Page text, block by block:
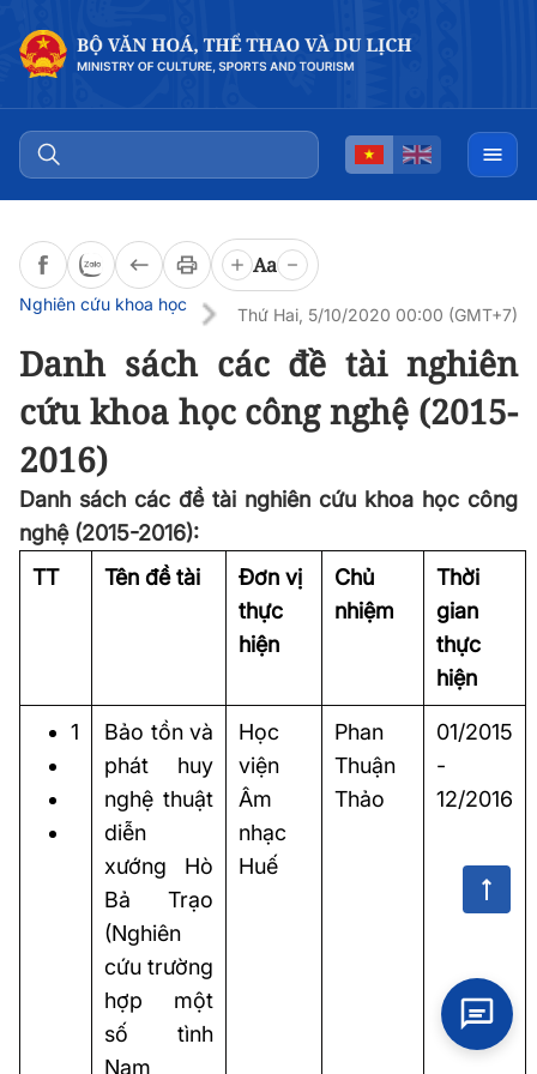
Aa
Nghiên cứu khoa học
Thứ Hai, 5/10/2020 00:00 (GMT+7)
Danh sách các đề tài nghiên
cứu khoa học công nghệ (2015-
2016)
Danh sách các đề tài nghiên cứu khoa học công
nghệ (2015-2016):
TT
Tên đề tài
Đơn vị
thực
hiện
Chủ
nhiệm
Thời
gian
thực
hiện
1
Bảo tồn và
phát huy
nghệ thuật
diễn
xướng Hò
Bả Trạo
(Nghiên
cứu trường
hợp một
số tình
Nam
Học
viện
Âm
nhạc
Huế
Phan
Thuận
Thảo
01/2015
-
12/2016
Đọc bài